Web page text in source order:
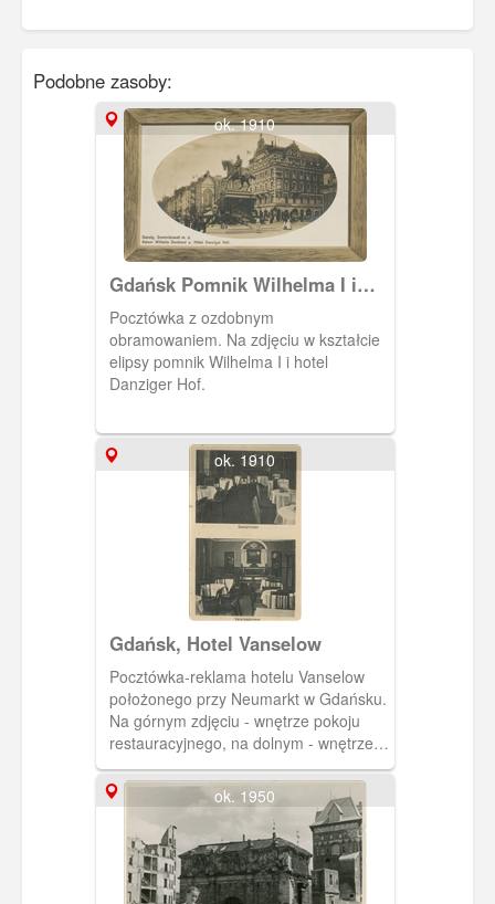
Podobne zasoby:
ok. 1910
Gdańsk Pomnik Wilhelma I i
Danziger Hof
Pocztówka z ozdobnym
obramowaniem. Na zdjęciu w kształcie
elipsy pomnik Wilhelma I i hotel
Danziger Hof.
ok. 1910
Gdańsk, Hotel Vanselow
Pocztówka-reklama hotelu Vanselow
położonego przy Neumarkt w Gdańsku.
Na górnym zdjęciu - wnętrze pokoju
restauracyjnego, na dolnym - wnętrze
sali restauracyjnej.
ok. 1950